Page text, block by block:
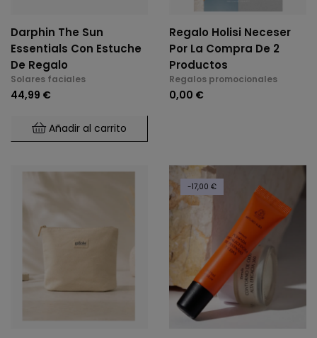
Darphin The Sun
Essentials Con Estuche
De Regalo
Solares faciales
44,99 €
Añadir al carrito
Regalo Holisi Neceser
Por La Compra De 2
Productos
Regalos promocionales
0,00 €
-17,00 €